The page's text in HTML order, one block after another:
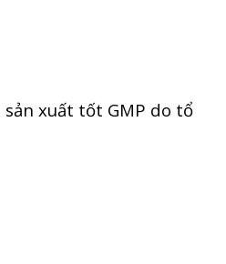
sản xuất tốt GMP do tổ